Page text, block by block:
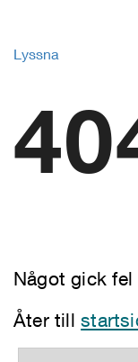
Lyssna
Något gick
Åter till